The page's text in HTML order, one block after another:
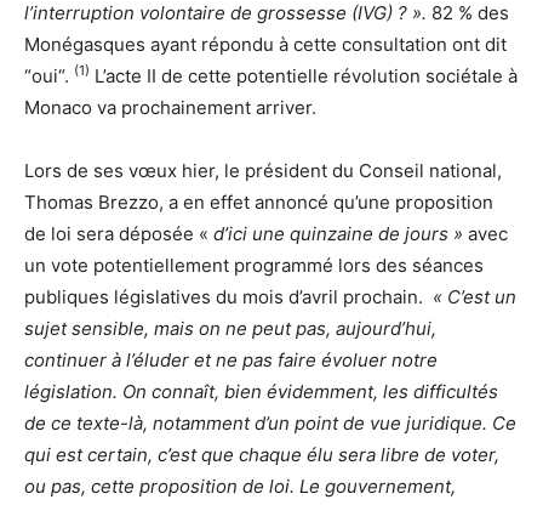
l’interruption volontaire de grossesse (IVG) ? ». 82 % des
Monégasques ayant répondu à cette consultation ont dit
“oui“. (1) L’acte II de cette potentielle révolution sociétale à
Monaco va prochainement arriver.
Lors de ses vœux hier, le président du Conseil national,
Thomas Brezzo, a en effet annoncé qu’une proposition
de loi sera déposée « d’ici une quinzaine de jours » avec
un vote potentiellement programmé lors des séances
publiques législatives du mois d’avril prochain. « C’est un
sujet sensible, mais on ne peut pas, aujourd’hui,
continuer à l’éluder et ne pas faire évoluer notre
législation. On connaît, bien évidemment, les difficultés
de ce texte-là, notamment d’un point de vue juridique. Ce
qui est certain, c’est que chaque élu sera libre de voter,
ou pas, cette proposition de loi. Le gouvernement,